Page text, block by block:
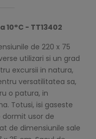
10°C - TT13402
de 220 x 75
utilizari si un grad
excursii in natura,
versatilitatea sa,
o patura, in
Totusi, isi gaseste
usor de
de dimensiunile sale